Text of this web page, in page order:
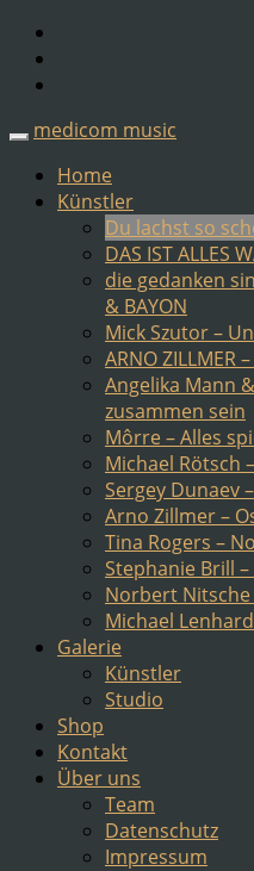
medicom music
Home
Künstler
Du lachst so
DAS IST ALLES
die gedanken
& BAYON
Mick Szutor –
ARNO ZILLMER
Angelika Mann
zusammen sein
Môrre – Alles
Michael Rötsch
Sergey Dunaev
Arno Zillmer –
Tina Rogers –
Stephanie Brill
Norbert Nitsche
Michael
Galerie
Künstler
Studio
Shop
Kontakt
Über uns
Team
Datenschutz
Impressum